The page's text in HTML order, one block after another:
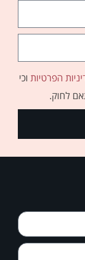
הפרטיות וכי
לחוק.